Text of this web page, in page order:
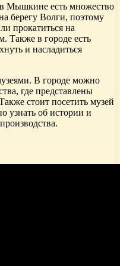
Мышкине есть множество
берегу Волги, поэтому
прокатиться на
Также в городе есть
и насладиться
В городе можно
где представлены
стоит посетить музей
узнать об истории и